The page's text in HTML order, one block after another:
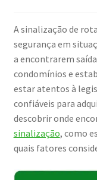
A sinalização de
segurança em
a encontrarem
condomínios e
estar atentos à
confiáveis para
descobrir onde
sinalização, como
quais fatores